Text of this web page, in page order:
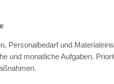
Personalbedarf und
und monatliche Aufgaben.